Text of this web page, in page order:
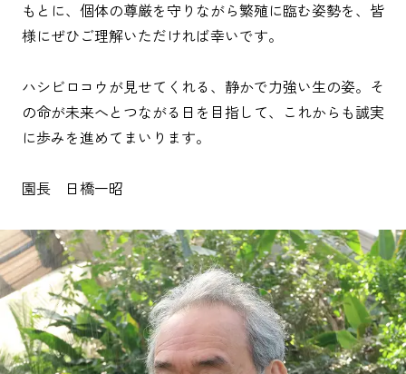
もとに、個体の尊厳を守りながら繁殖に臨む姿勢を、皆
様にぜひご理解いただければ幸いです。
ハシビロコウが見せてくれる、静かで力強い生の姿。そ
の命が未来へとつながる日を目指して、これからも誠実
に歩みを進めてまいります。
園長 日橋一昭